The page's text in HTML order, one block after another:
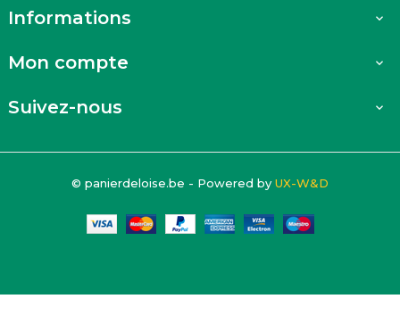
Informations 
Mon compte 
Suivez-nous 
© panierdeloise.be - Powered by UX-W&D